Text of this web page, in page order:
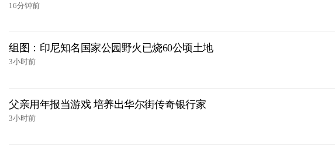
16分钟前
组图：印尼知名国家公园野火已烧60公顷土地
3小时前
父亲用年报当游戏 培养出华尔街传奇银行家
3小时前